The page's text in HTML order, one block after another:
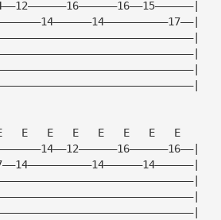
E   E   E   E   E   E   E